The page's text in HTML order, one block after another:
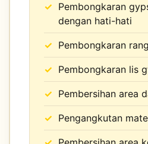
Pembongkaran
dengan hati-hati
Pembongkaran
Pembongkaran lis
Pembersihan area
Pengangkutan